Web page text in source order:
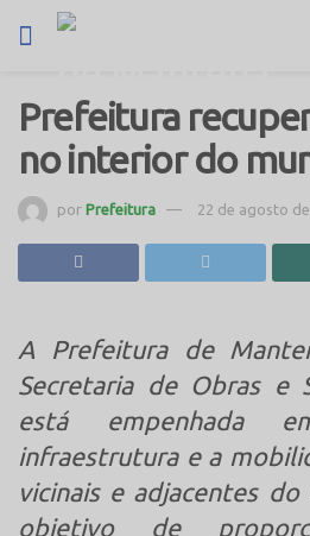
Prefeitura
no interior do
por Prefeitura 22 de agosto
A Prefeitura de
Secretaria de Obras e
está empenhada
infraestrutura e a
vicinais e adjacentes
objetivo de